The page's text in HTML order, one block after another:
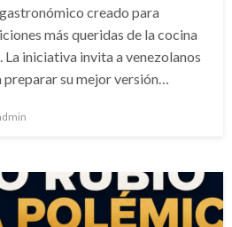
creado para
más queridas de la cocina
iniciativa invita a venezolanos
preparar su mejor versión…